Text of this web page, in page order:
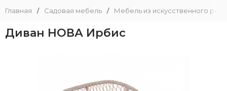
Главная / Садовая мебель / Мебель из искусственного
Диван НОВА Ирбис